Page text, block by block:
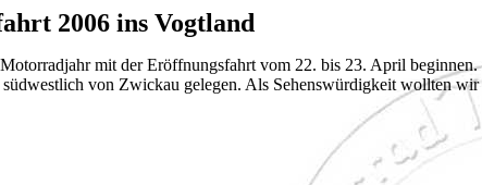
2006 ins Vogtland
mit der Eröffnungsfahrt vom 22. bis 23. April beginnen.
von Zwickau gelegen. Als Sehenswürdigkeit wollten